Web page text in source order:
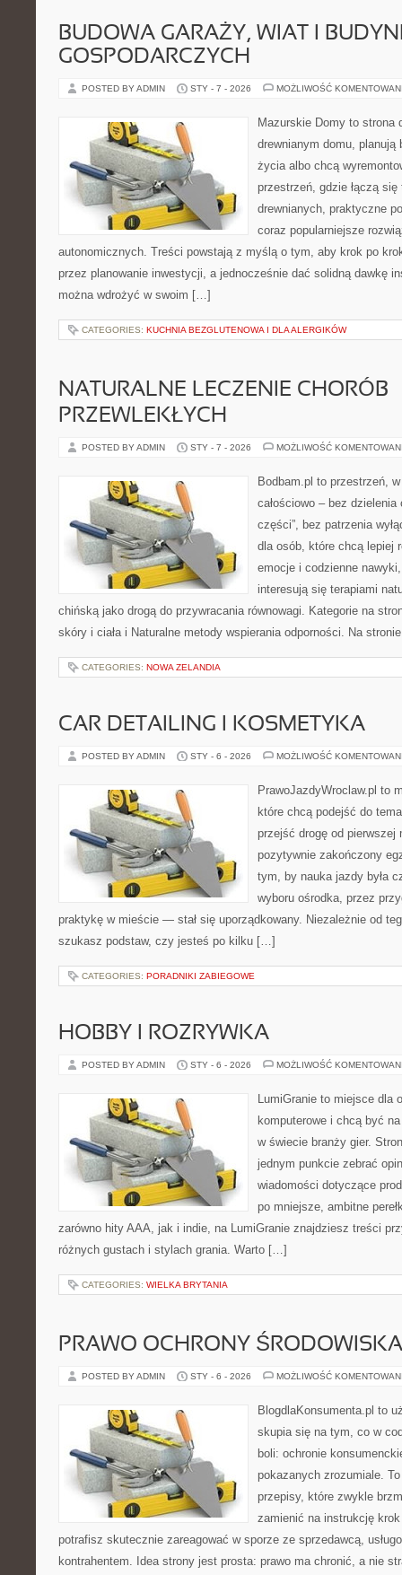
BUDOWA GARAŻY, WIAT I
GOSPODARCZYCH
POSTED BY ADMIN STY - 7 - 2026 MOŻLIWOŚĆ
Mazurskie Domy to strona
drewnianym domu, planują
życia albo chcą
przestrzeń, gdzie łączą
drewnianych, praktyczne
coraz popularniejsze
autonomicznych. Treści powstają z myślą o tym, aby krok po
przez planowanie inwestycji, a jednocześnie dać solidną dawkę
można wdrożyć w swoim […]
CATEGORIES: KUCHNIA BEZGLUTENOWA I DLA ALERGIKÓW
NATURALNE LECZENIE CHORÓB
PRZEWLEKŁYCH
POSTED BY ADMIN STY - 7 - 2026 MOŻLIWOŚĆ
Bodbam.pl to przestrzeń,
całościowo – bez dzielenia
części”, bez patrzenia
dla osób, które chcą lepiej
emocje i codzienne
interesują się terapiami
chińską jako drogą do przywracania równowagi. Kategorie na
skóry i ciała i Naturalne metody wspierania odporności. Na
CATEGORIES: NOWA ZELANDIA
CAR DETAILING I KOSMETYKA
POSTED BY ADMIN STY - 6 - 2026 MOŻLIWOŚĆ
PrawoJazdyWroclaw.pl to
które chcą podejść do
przejść drogę od pierwszej
pozytywnie zakończony
tym, by nauka jazdy była
wyboru ośrodka, przez
praktykę w mieście — stał się uporządkowany. Niezależnie od
szukasz podstaw, czy jesteś po kilku […]
CATEGORIES: PORADNIKI ZABIEGOWE
HOBBY I ROZRYWKA
POSTED BY ADMIN STY - 6 - 2026 MOŻLIWOŚĆ
LumiGranie to miejsce dla
komputerowe i chcą być
w świecie branży gier.
jednym punkcie zebrać
wiadomości dotyczące
po mniejsze, ambitne
zarówno hity AAA, jak i indie, na LumiGranie znajdziesz treści
różnych gustach i stylach grania. Warto […]
CATEGORIES: WIELKA BRYTANIA
PRAWO OCHRONY ŚRODOWISKA
POSTED BY ADMIN STY - 6 - 2026 MOŻLIWOŚĆ
BlogdlaKonsumenta.pl to
skupia się na tym, co w
boli: ochronie
pokazanych zrozumiale.
przepisy, które zwykle
zamienić na instrukcję
potrafisz skutecznie zareagować w sporze ze sprzedawcą,
kontrahentem. Idea strony jest prosta: prawo ma chronić, a nie